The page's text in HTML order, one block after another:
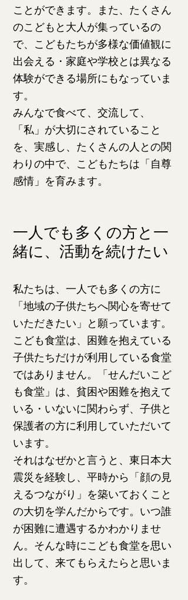
ことができます。また、たくさん
のこどもと大人が集っているの
で、こどもたちが多様な価値観に
出会える・家庭や学校とは異なる
体験ができる場所にもなっていま
す。
みんなで食べて、交流して、
「私」が大切にされていること
を、実感し、たくさんの人との関
わりの中で、こどもたちは「自尊
感情​」を育みます。
一人でも多くの方と一
緒に、活動を続けたい
私たちは、一人でも多くの方に
「地域の子供たちへ関心を寄せて
いただきたい」と願っています。
こども食堂は、困難を抱えている
子供たちだけが利用している食堂
ではありません。「せんだいこど
も食堂」は、貧困や困難を抱えて
いる・いないに関わらず、子供と
保護者の方に利用していただいて
います。
それはなぜかと言うと、東日本大
震災を経験し、平時から「顔の見
えるつながり」を築いておくこと
の大切を学んだからです。いつ誰
が困難に遭遇するかわかりませ
ん。そんな時にこども食堂を思い
出して、来てもらえたらと思いま
す。